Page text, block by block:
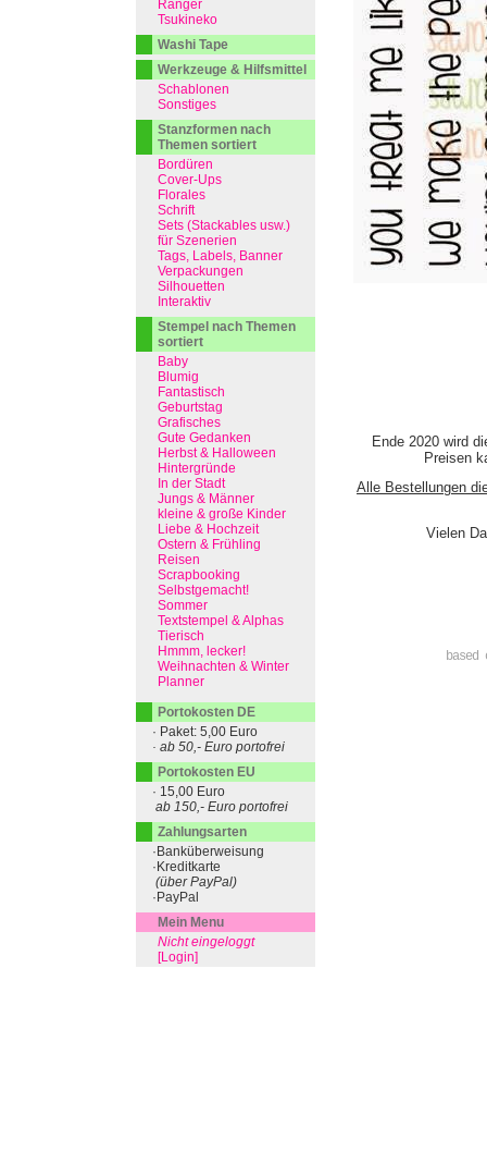
Ende 2020 wird
Preisen
Alle Bestellungen
Vielen
Ranger
Tsukineko
Washi Tape
Werkzeuge & Hilfsmittel
Schablonen
Sonstiges
Stanzformen nach
Themen sortiert
Bordüren
Cover-Ups
Florales
Schrift
Sets (Stackables usw.)
für Szenerien
Tags, Labels, Banner
Verpackungen
Silhouetten
Interaktiv
Stempel nach Themen
sortiert
Baby
Blumig
Fantastisch
Geburtstag
Grafisches
Gute Gedanken
Herbst & Halloween
Hintergründe
In der Stadt
Jungs & Männer
kleine & große Kinder
Liebe & Hochzeit
Ostern & Frühling
Reisen
Scrapbooking
Selbstgemacht!
Sommer
Textstempel & Alphas
Tierisch
Hmmm, lecker!
Weihnachten & Winter
Planner
Portokosten DE
· Paket: 5,00 Euro
· ab 50,- Euro portofrei
Portokosten EU
· 15,00 Euro
ab 150,- Euro portofrei
Zahlungsarten
·Banküberweisung
·Kreditkarte
(über PayPal)
·PayPal
Mein Menu
Nicht eingeloggt
[Login]